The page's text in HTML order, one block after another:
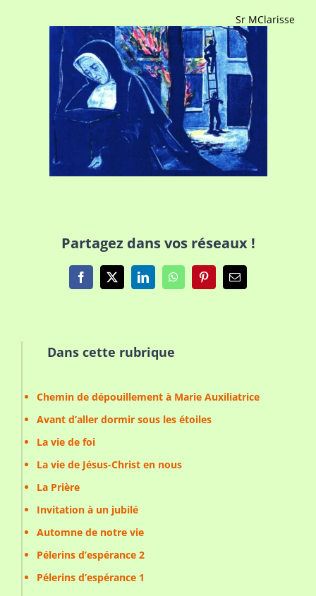
Sr MClarisse
Partagez dans vos réseaux !
Facebook
X LinkedInWhatsAppPinterestEmail
Dans cette rubrique
Chemin de dépouillement à Marie Auxiliatrice
Avant d’aller dormir sous les étoiles
La vie de foi
La vie de Jésus-Christ en nous
La Prière
Invitation à un jubilé
Automne de notre vie
Pélerins d’espérance 2
Pélerins d’espérance 1